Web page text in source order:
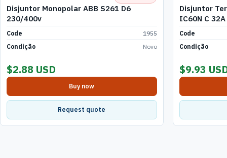
Disjuntor Monopolar ABB S261 D6
230/400v
Code
1955
Condição
Novo
$2.88 USD
Buy now
Request quote
Disjuntor
IC60N C
Code
Condição
$9.93